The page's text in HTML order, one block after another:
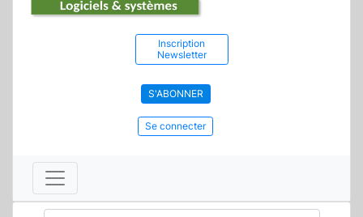
Inscription
Newsletter
S'ABONNER
Se connecter